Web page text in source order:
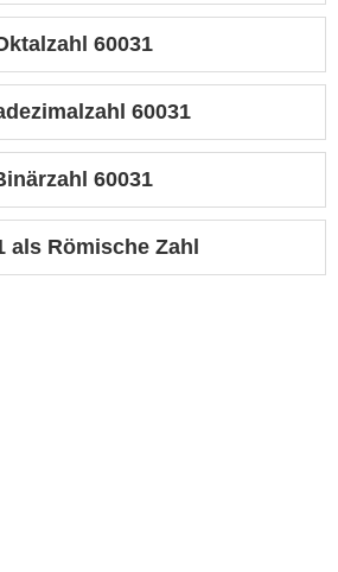
60031
60031
60031
als Römische Zahl